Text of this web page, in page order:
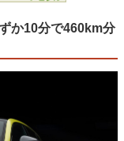
か10分で460km分